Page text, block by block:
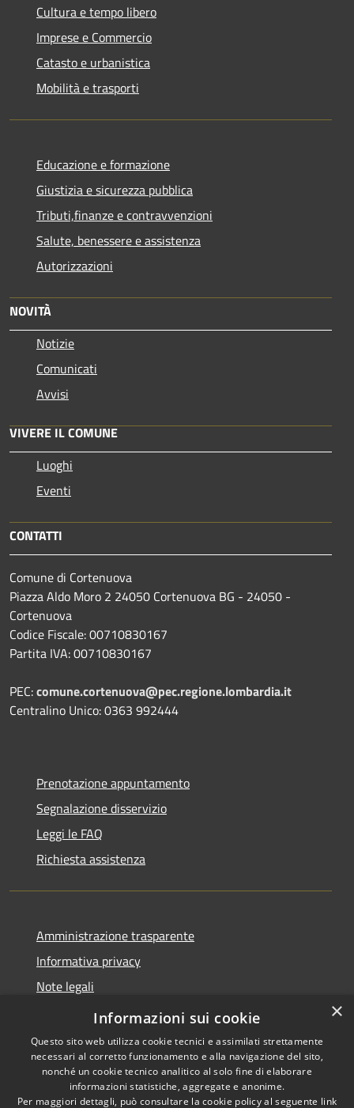
Cultura e tempo libero
Imprese e Commercio
Catasto e urbanistica
Mobilità e trasporti
Educazione e formazione
Giustizia e sicurezza pubblica
Tributi,finanze e contravvenzioni
Salute, benessere e assistenza
Autorizzazioni
NOVITÀ
Notizie
Comunicati
Avvisi
VIVERE IL COMUNE
Luoghi
Eventi
CONTATTI
Comune di Cortenuova
Piazza Aldo Moro 2 24050 Cortenuova BG - 24050 -
Cortenuova
Codice Fiscale: 00710830167
Partita IVA: 00710830167
PEC:comune.cortenuova@pec.regione.lombardia.it
Centralino Unico: 0363 992444
Prenotazione appuntamento
Segnalazione disservizio
Leggi le FAQ
Richiesta assistenza
Amministrazione trasparente
Informativa privacy
Note legali
Dichiarazione di accessibilità
Copyright © 2026 • Comune di
×
Informazioni sui cookie
Questo sito web utilizza cookie tecnici e assimilati strettamente
necessari al corretto funzionamento e alla navigazione del sito,
nonché un cookie tecnico analitico al solo fine di elaborare
informazioni statistiche, aggregate e anonime.
Per maggiori dettagli, può consultare la cookie policy al seguente link